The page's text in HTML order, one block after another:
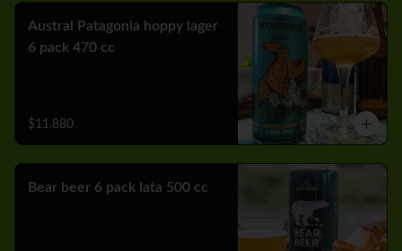
Austral Patagonia hoppy lager
6 pack 470 cc
$11.880
Bear beer 6 pack lata 500 cc